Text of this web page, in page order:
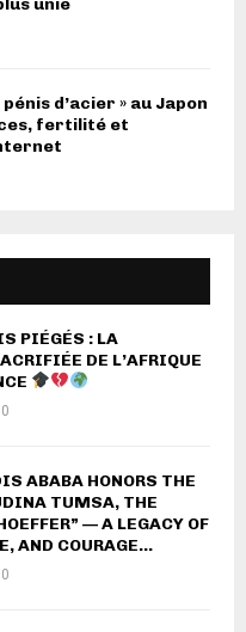
unie
d’acier » au Japon
fertilité et
PIÉGÉS : LA
DE L’AFRIQUE
0
ABABA HONORS THE
TUMSA, THE
— A LEGACY OF
AND COURAGE...
0